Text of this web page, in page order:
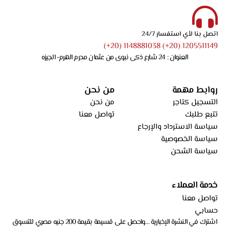
اتصل بنا لأي استفسار 24/7
1205511149 (20+) 1148881038 (20+)
العنوان : 24 شارع ذكى نبوى من عثمان محرم الهرم- الجيزه
روابط مهمة
التسجيل كتاجر
تتبع طلبك
سياسة الاسترداد والإرجاع
سياسة الخصوصية
سياسة الشحن
من نحن
من نحن
تواصل معنا
خدمة العملاء
تواصل معنا
حسابي
اشترك في النشرة الإخبارية …واحصل على قسيمة بقيمة 200 جنيه مصري للتسوق